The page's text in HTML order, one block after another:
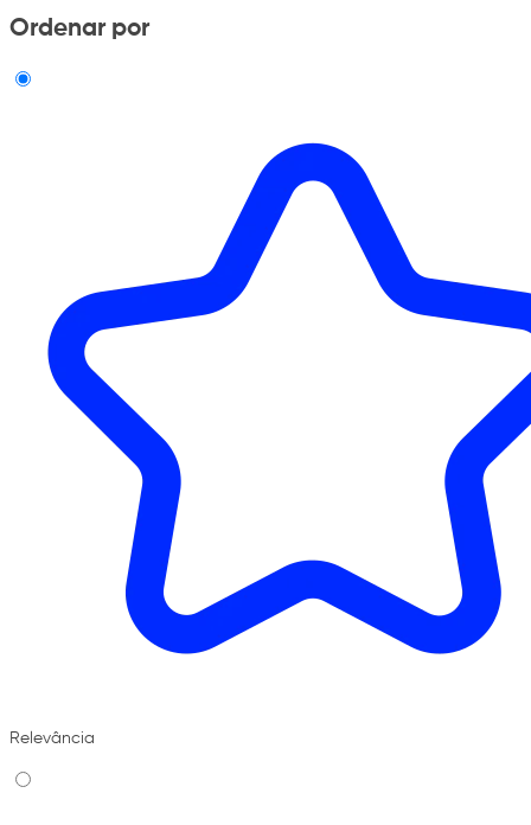
Ordenar por
Relevância